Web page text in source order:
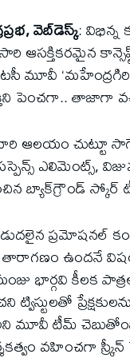
వెబ్‌డెస్క్‌:
ఆసక్తికరమైన
‘మహేంద్రగిరి
పెంచగా.. తాజాగా
చుట్టూ
ఎలిమెంట్స్,
బ్యాక్‌గ్రౌండ్ స్కోర్
ప్రమోషనల్
ఉందనే
భార్గవి కీలక
మూవీ టీమ్
వహించగా